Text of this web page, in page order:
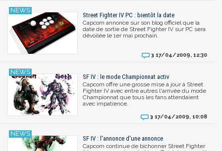
Street Fighter IV PC : bientôt la date
Capcom annonce sur son blog officiel que la
date de sortie de Street Fighter IV sur PC sera
dévoilée le 1er mai prochain.
3 17/04/2009, 12:30
SF IV : le mode Championnat activ
Capcom offre une grosse mise à jour à Street
Fighter IV avec entre autres l'arrivée du mode
Championnat que tous les fans attendaient
avec impatience.
3 17/04/2009, 10:08
SF IV : l'annonce d'une annonce
Capcom continue de bichonner Street Fighter